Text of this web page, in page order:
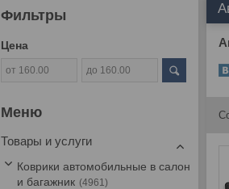
Фильтры
Цена
Товары и услуги
Коврики автомобильные в салон
и багажник
4961